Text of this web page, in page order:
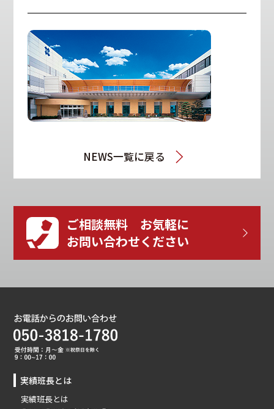
NEWS一覧に戻る
ご相談無料 お気軽に
お問い合わせください
実績班長とは
実績班長とは